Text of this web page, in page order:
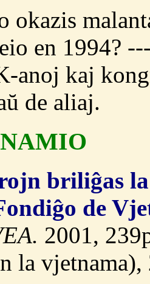
okazis
en 1994?
anoj kaj
de aliaj.
briliĝas
de
2001,
la